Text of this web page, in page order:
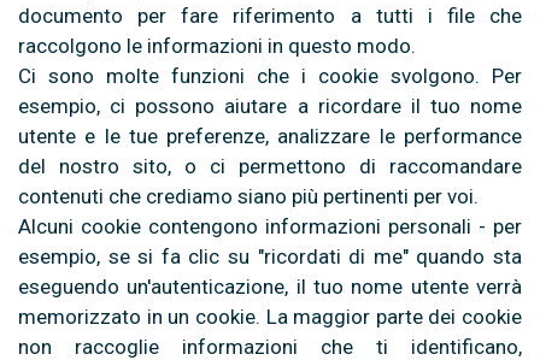
documento per fare riferimento a tutti i file che
raccolgono le informazioni in questo modo.
Ci sono molte funzioni che i cookie svolgono. Per
esempio, ci possono aiutare a ricordare il tuo nome
utente e le tue preferenze, analizzare le performance
del nostro sito, o ci permettono di raccomandare
contenuti che crediamo siano più pertinenti per voi.
Alcuni cookie contengono informazioni personali - per
esempio, se si fa clic su "ricordati di me" quando sta
eseguendo un'autenticazione, il tuo nome utente verrà
memorizzato in un cookie. La maggior parte dei cookie
non raccoglie informazioni che ti identificano,